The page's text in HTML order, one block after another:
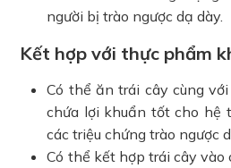
người bị trào ngược dạ dày.
Kết hợp với thực phẩm
Có thể ăn trái cây cùng với
chứa lợi khuẩn tốt cho hệ
các triệu chứng trào ngược
Có thể kết hợp trái cây vào